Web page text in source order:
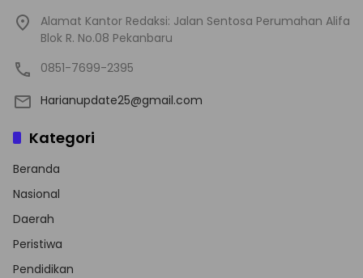
Alamat Kantor Redaksi: Jalan Sentosa Perumahan Alifa
Blok R. No.08 Pekanbaru
0851-7699-2395
Harianupdate25@gmail.com
Kategori
Beranda
Nasional
Daerah
Peristiwa
Pendidikan